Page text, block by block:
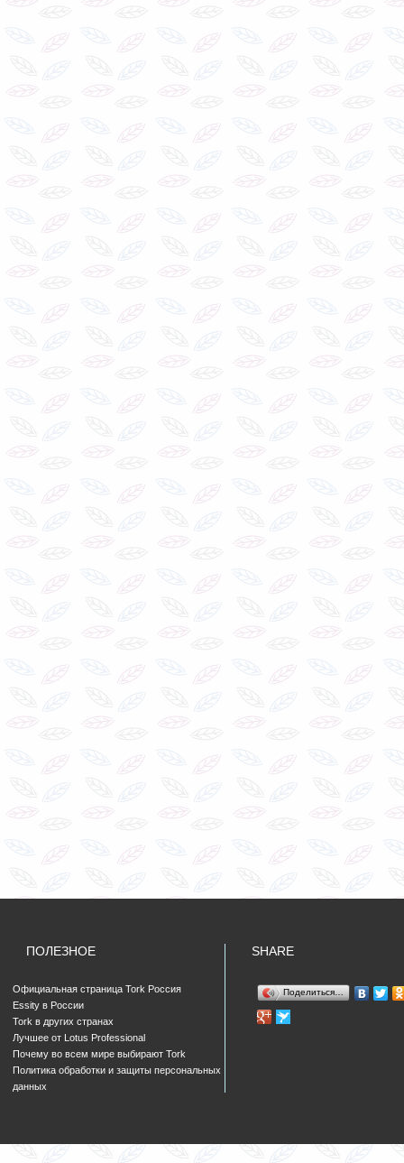
ПОЛЕЗНОЕ
Официальная страница Tork Россия
Essity в России
Tork в других странах
Лучшее от Lotus Professional
Почему во всем мире выбирают Tork
Политика обработки и защиты персональных
данных
SHARE
Поделиться…